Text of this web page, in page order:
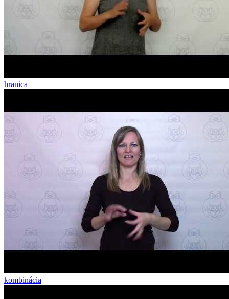
hranica
kombinácia